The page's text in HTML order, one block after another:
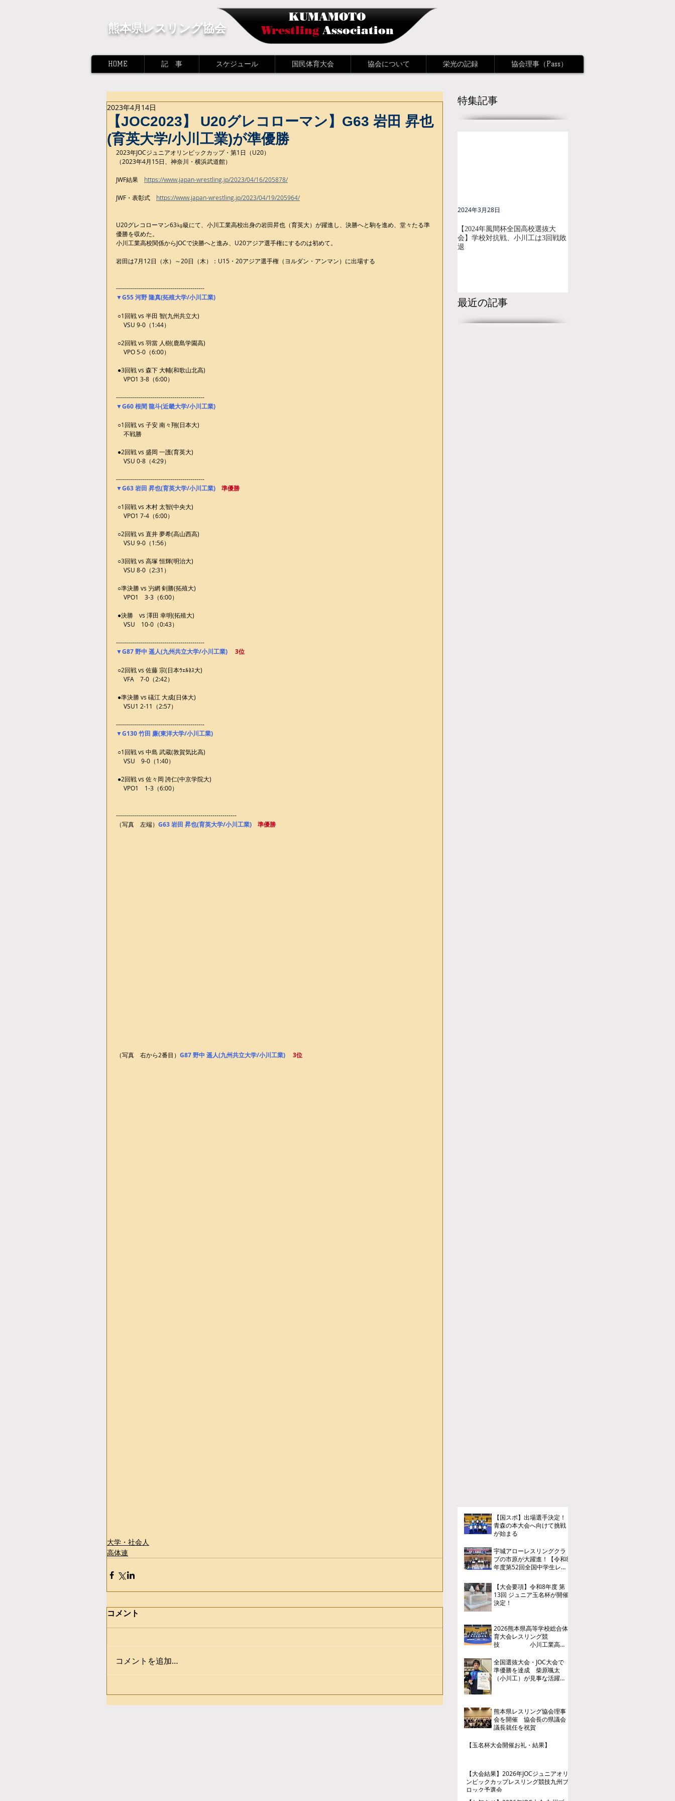
KUMAMOTO
Wrestling Association
熊本県レスリング協会
【JOC2023】 U20グレコローマン】G63 岩田 昇也
(育英大学/小川工業)が準優勝
2023年4月14日
2023年JOCジュニアオリンピックカップ・第1日（U20）
（2023年4月15日、神奈川・横浜武道館）
JWF結果 https://www.japan-wrestling.jp/2023/04/16/205878/
JWF・表彰式 https://www.japan-wrestling.jp/2023/04/19/205964/
U20グレコローマン63㎏級にて、小川工業高校出身の岩田昇也（育英大）が躍進し、決勝へと駒を進め、堂々たる準
優勝を収めた。
小川工業高校関係からJOCで決勝へと進み、U20アジア選手権にするのは初めて。
岩田は7月12日（水）～20日（木）：U15・20アジア選手権（ヨルダン・アンマン）に出場する
--------------------------------------------
▼G55 河野 隆真(拓殖大学/小川工業)
○1回戦 vs 半田 智(九州共立大)
VSU 9-0（1:44）
○2回戦 vs 羽當 人樹(鹿島学園高)
VPO 5-0（6:00）
●3回戦 vs 森下 大輔(和歌山北高)
VPO1 3-8（6:00）
--------------------------------------------
▼G60 根間 龍斗(近畿大学/小川工業)
○1回戦 vs 子安 南々翔(日本大)
不戦勝
●2回戦 vs 盛岡 一護(育英大)
VSU 0-8（4:29）
--------------------------------------------
▼G63 岩田 昇也(育英大学/小川工業) 準優勝
○1回戦 vs 木村 太智(中央大)
VPO1 7-4（6:00）
○2回戦 vs 直井 夢希(高山西高)
VSU 9-0（1:56）
○3回戦 vs 高塚 恒輝(明治大)
VSU 8-0（2:31）
○準決勝 vs 屶網 剣勝(拓殖大)
VPO1　3-3（6:00）
●決勝　vs 澤田 幸明(拓殖大)
VSU　10-0（0:43）
--------------------------------------------
▼G87 野中 遥人(九州共立大学/小川工業) 3位
○2回戦 vs 佐藤 宗(日本ｳｪﾙﾈｽ大)
VFA　7-0（2:42）
●準決勝 vs 礒江 大成(日体大)
VSU1 2-11（2:57）
--------------------------------------------
▼G130 竹田 廉(東洋大学/小川工業)
○1回戦 vs 中島 武蔵(敦賀気比高)
VSU　9-0（1:40）
●2回戦 vs 佐々岡 誇仁(中京学院大)
VPO1　1-3（6:00）
------------------------------------------------------------
（写真　左端） G63 岩田 昇也(育英大学/小川工業) 準優勝
（写真　右から2番目） G87 野中 遥人(九州共立大学/小川工業) 3位
大学・社会人
高体連
コメント
コメントを追加…
特集記事
【2024年風間杯全国高校選抜大
会】学校対抗戦、小川工は3回戦敗
退
2024年3月28日
最近の記事
【国スポ】出場選手決定！
青森の本大会へ向けて挑戦
が始まる
宇城アローレスリングクラ
ブの市原が大躍進！【令和8
年度第52回全国中学生レス
【大会要項】令和8年度 第
13回 ジュニア玉名杯が開催
決定！
2026熊本県高等学校総合体
育大会レスリング競
技 小川工業高
全国選抜大会・JOC大会で
準優勝を達成 柴原颯太
（小川工）が見事な活躍を
熊本県レスリング協会理事
会を開催 協会長の県議会
議長就任を祝賀
【玉名杯大会開催お礼・結果】
【大会結果】2026年JOCジュニアオリ
ンピックカップレスリング競技九州ブ
ロック予選会
HOME 記 事 スケジュール 国民体育大会 協会について 栄光の記録 協会理事（Pass）